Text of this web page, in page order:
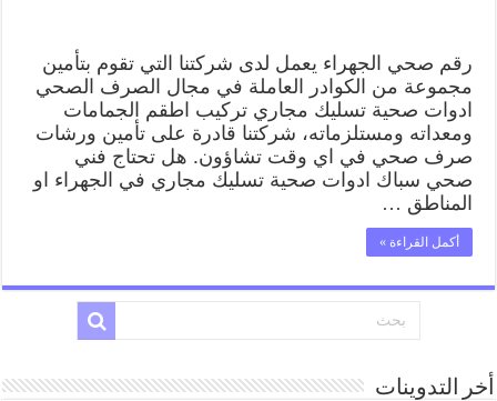
رقم صحي الجهراء يعمل لدى شركتنا التي تقوم بتأمين
مجموعة من الكوادر العاملة في مجال الصرف الصحي
ادوات صحية تسليك مجاري تركيب اطقم الجمامات
ومعداته ومستلزماته، شركتنا قادرة على تأمين ورشات
صرف صحي في اي وقت تشاؤون. هل تحتاج فني
صحي سباك ادوات صحية تسليك مجاري في الجهراء او
المناطق …
أكمل القراءة »
أخر التدوينات